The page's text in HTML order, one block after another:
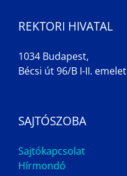
REKTORI HIVATAL
1034 Budapest,
Bécsi út 96/B I-II. emelet
SAJTÓSZOBA
Sajtókapcsolat
Hírmondó